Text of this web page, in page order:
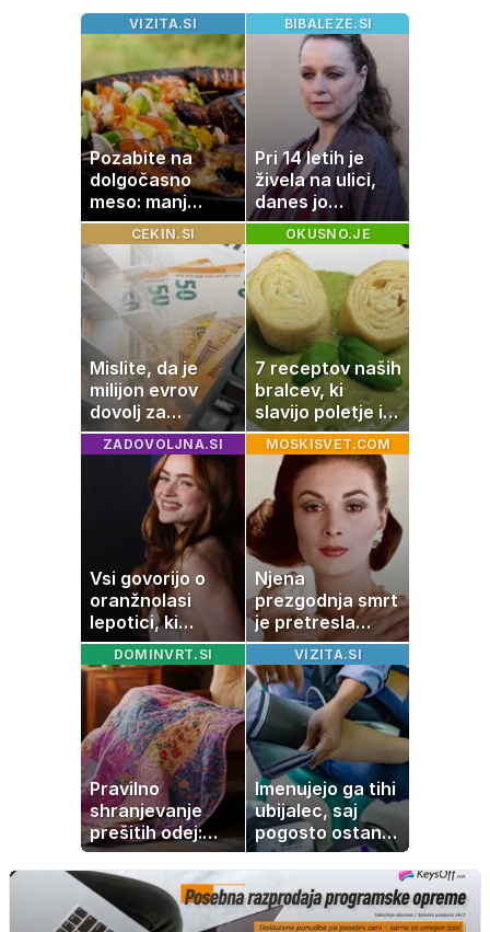
VIZITA.SI
Pozabite na
dolgočasno
meso: manj
maščobe, več
svežine
BIBALEZE.SI
Pri 14 letih je
živela na ulici,
danes jo
občuduje ves
svet
CEKIN.SI
Mislite, da je
milijon evrov
dovolj za
sanjsko
stanovanje? Te
številke so
šokirale Evropo
OKUSNO.JE
7 receptov naših
bralcev, ki
slavijo poletje in
tradicijo
ZADOVOLJNA.SI
Vsi govorijo o
oranžnolasi
lepotici, ki
navdušuje s
skrivnostno
vlogo
MOSKISVET.COM
Njena
prezgodnja smrt
je pretresla
modni svet: za
slavo se je
skrivala
tragedija
DOMINVRT.SI
Pravilno
shranjevanje
prešitih odej:
Kako ohraniti
družinsko
dediščino
VIZITA.SI
Imenujejo ga tihi
ubijalec, saj
pogosto ostane
neopažen:
nenavadni
simptomi
visokega